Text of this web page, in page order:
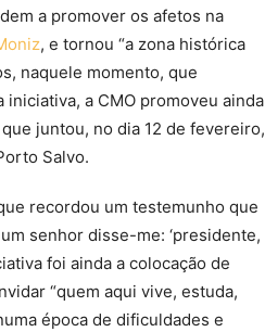
a promover os afetos na
, e tornou “a zona histórica
naquele momento, que
a CMO promoveu ainda
juntou, no dia 12 de fevereiro,
Salvo.
recordou um testemunho que
senhor disse-me: ‘presidente,
foi ainda a colocação de
“quem aqui vive, estuda,
época de dificuldades e